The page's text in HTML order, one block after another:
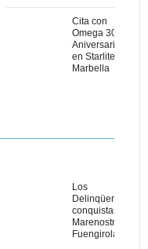
Cita con
Omega 30
Aniversario
en Starlite
Marbella
Los
Delinqüentes
conquistan
Marenostrum
Fuengirola